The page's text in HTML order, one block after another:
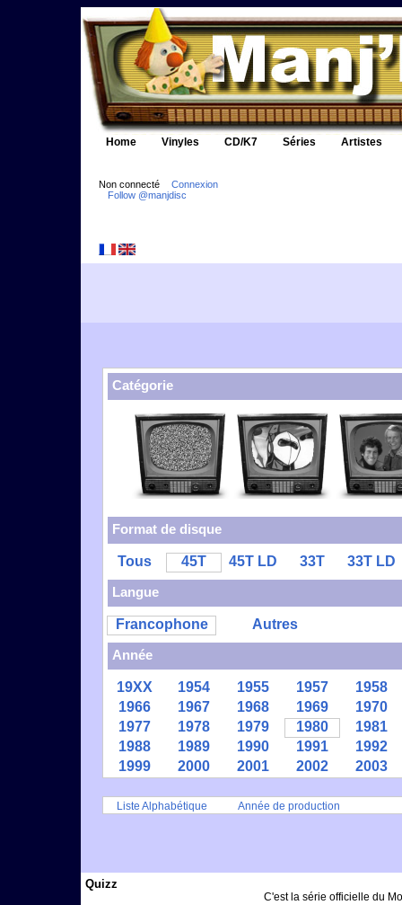
Home Vinyles CD/K7 Séries Artistes
Non connecté
Connexion
Follow @manjdisc
Catégorie
Format de disque
Tous 45T 45T LD 33T
33T LD
Langue
Francophone
Autres
Année
19XX 1954 1955 1957
1958
1966
1967 1968 1969
1970
1977
1978 1979 1980
1981
1988
1989 1990 1991
1992
1999
2000 2001 2002 2003
Liste Alphabétique Année de production
Quizz
C'est la série officielle du